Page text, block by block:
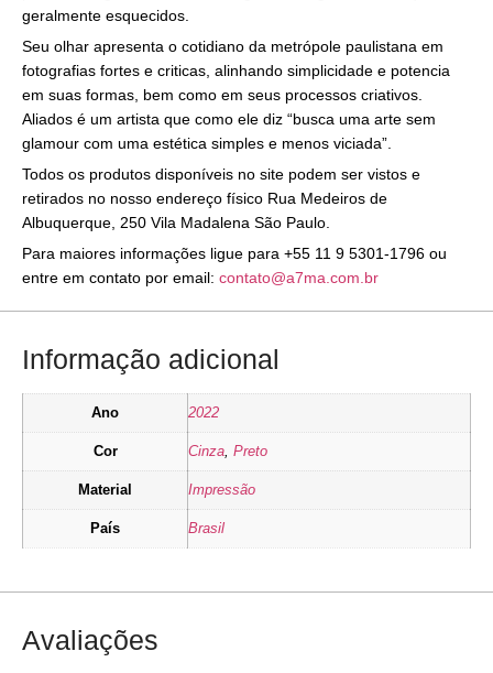
geralmente esquecidos.
Seu olhar apresenta o cotidiano da metrópole paulistana em
fotografias fortes e criticas, alinhando simplicidade e potencia
em suas formas, bem como em seus processos criativos.
Aliados é um artista que como ele diz “busca uma arte sem
glamour com uma estética simples e menos viciada”.
Todos os produtos disponíveis no site podem ser vistos e
retirados no nosso endereço físico Rua Medeiros de
Albuquerque, 250 Vila Madalena São Paulo.
Para maiores informações ligue para +55 11 9 5301-1796 ou
entre em contato por email: contato@a7ma.com.br
Informação adicional
Ano 2022
Cor Cinza Preto
Material Impressão
País Brasil
Avaliações